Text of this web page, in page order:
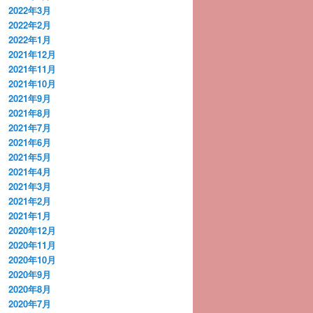
2022年3月
2022年2月
2022年1月
2021年12月
2021年11月
2021年10月
2021年9月
2021年8月
2021年7月
2021年6月
2021年5月
2021年4月
2021年3月
2021年2月
2021年1月
2020年12月
2020年11月
2020年10月
2020年9月
2020年8月
2020年7月